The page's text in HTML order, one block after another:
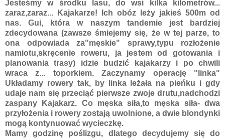
Jesteśmy w środku lasu, do wsi kilka kilometrów...
zaraz,zaraz... Kajakarze! Ich obóz leży jakieś 500m od
nas. Gui, która w naszym tandemie jest bardziej
zdecydowana (zawsze śmiejemy się, że w tej parze, to
ona odpowiada za"męskie" sprawy,typu rozłożenie
namiotu,skręcenie roweru, ja jestem od gotowania i
planowania trasy) idzie budzić kajakarzy i po chwili
wraca z... toporkiem. Zaczynamy operację "linka"
Układamy rowery tak, by linka leżała na pieńku i gdy
udaje nam się przeciąć pierwsze zwoje drutu,nadchodzi
zaspany Kajakarz. Co męska siła,to męska siła- dwa
przyłożenia i rowery zostają uwolnione, a dwie blondynki
mogą kontynuować wycieczkę.
Mamy godzinę poślizgu, dlatego decydujemy się do